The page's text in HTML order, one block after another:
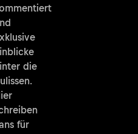
die
für